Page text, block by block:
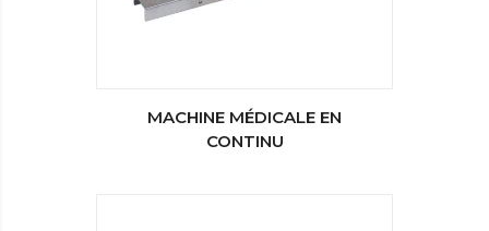
MACHINE MÉDICALE EN
CONTINU